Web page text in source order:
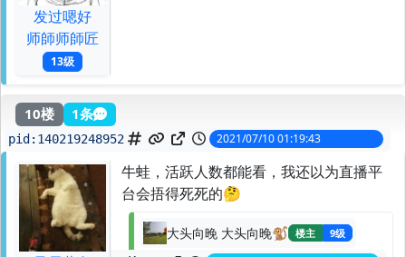
发过嗯好
师師师師匠
13级
10楼 1条
pid: 140219248952 2021/07/10 01:19:43
牛蛙，活跃人数都能看，我还以为直播平
台会捂得死死的🤔
大头向晚 大头向晚🐒 楼主 9级